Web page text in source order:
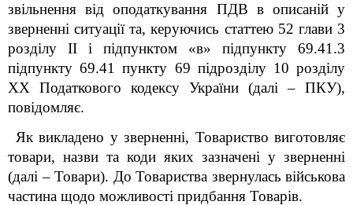
звільнення від оподаткування ПДВ в описаній у
зверненні ситуації та, керуючись статтею 52 глави 3
розділу ІІ і підпунктом «в» підпункту 69.41.3
підпункту 69.41 пункту 69 підрозділу 10 розділу
ХХ Податкового кодексу України (далі – ПКУ),
повідомляє.
Як викладено у зверненні, Товариство виготовляє
товари, назви та коди яких зазначені у зверненні
(далі – Товари). До Товариства звернулась військова
частина щодо можливості придбання Товарів.